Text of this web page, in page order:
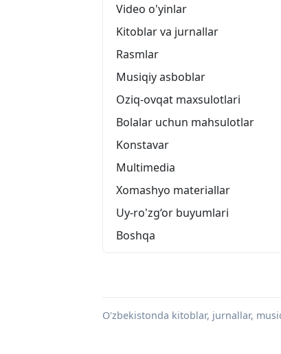
Video o'yinlar
Kitoblar va jurnallar
Rasmlar
Musiqiy asboblar
Oziq-ovqat maxsulotlari
Bolalar uchun mahsulotlar
Konstavar
Multimedia
Xomashyo materiallar
Uy-ro'zg‘or buyumlari
Boshqa
O'zbekistonda kitoblar, jurnallar,